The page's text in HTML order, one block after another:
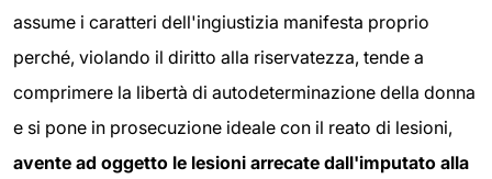
assume i caratteri dell'ingiustizia manifesta proprio
perché, violando il diritto alla riservatezza, tende a
comprimere la libertà di autodeterminazione della donna
e si pone in prosecuzione ideale con il reato di lesioni,
avente ad oggetto le lesioni arrecate dall'imputato alla